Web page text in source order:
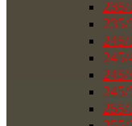
235/
235/
245/
245/
245/
245/
255/